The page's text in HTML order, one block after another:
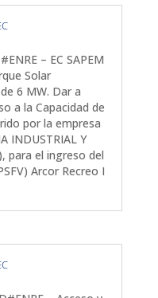
– EC SAPEM
Solar
6 MW. Dar a
a la Capacidad de
por la empresa
INDUSTRIAL Y
para el ingreso del
Arcor Recreo I